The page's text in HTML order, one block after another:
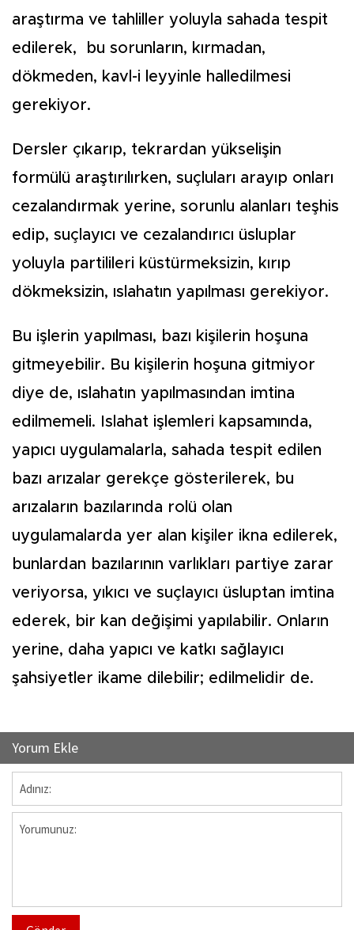
araştırma ve tahliller yoluyla sahada tespit
edilerek, bu sorunların, kırmadan,
dökmeden, kavl-i leyyinle halledilmesi
gerekiyor.
Dersler çıkarıp, tekrardan yükselişin
formülü araştırılırken, suçluları arayıp onları
cezalandırmak yerine, sorunlu alanları teşhis
edip, suçlayıcı ve cezalandırıcı üsluplar
yoluyla partilileri küstürmeksizin, kırıp
dökmeksizin, ıslahatın yapılması gerekiyor.
Bu işlerin yapılması, bazı kişilerin hoşuna
gitmeyebilir. Bu kişilerin hoşuna gitmiyor
diye de, ıslahatın yapılmasından imtina
edilmemeli. Islahat işlemleri kapsamında,
yapıcı uygulamalarla, sahada tespit edilen
bazı arızalar gerekçe gösterilerek, bu
arızaların bazılarında rolü olan
uygulamalarda yer alan kişiler ikna edilerek,
bunlardan bazılarının varlıkları partiye zarar
veriyorsa, yıkıcı ve suçlayıcı üsluptan imtina
ederek, bir kan değişimi yapılabilir. Onların
yerine, daha yapıcı ve katkı sağlayıcı
şahsiyetler ikame dilebilir; edilmelidir de.
Yorum Ekle